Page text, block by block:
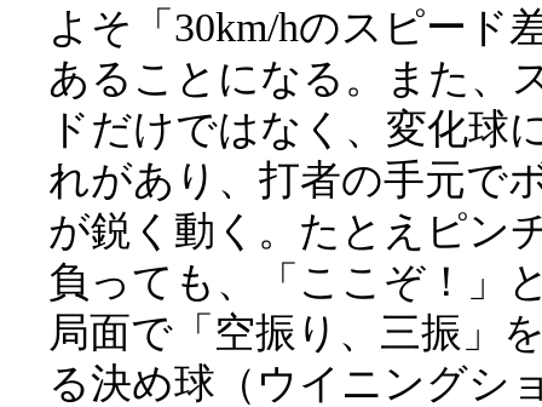
よそ「30km/hのスピード
あることになる。また、
ドだけではなく、変化球
れがあり、打者の手元で
が鋭く動く。たとえピン
負っても、「ここぞ！」
局面で「空振り、三振」
る決め球（ウイニングシ